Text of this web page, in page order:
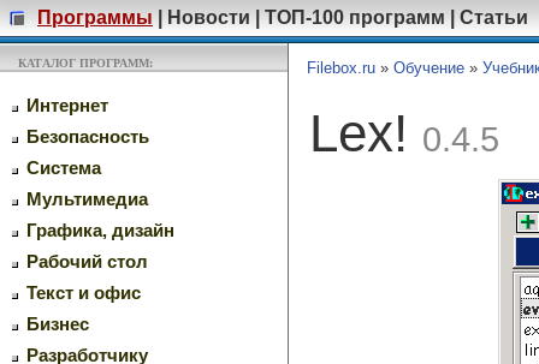
Программы Новости ТОП-100 программ Статьи
КАТАЛОГ ПРОГРАММ:
Интернет
Безопасность
Система
Мультимедиа
Графика, дизайн
Рабочий стол
Текст и офис
Бизнес
Разработчику
Filebox.ru » Обучение »
Lex! 0.4.5